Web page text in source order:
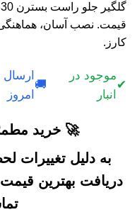
قیمت. نصب آسان، هماهنگی
کارز.
✔
موجود در
انبار
🚚
امروز
🚀 خرید
به دلیل تغییرات
دریافت بهترین